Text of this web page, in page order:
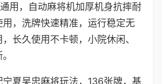
用，自动麻将机加厚机身抗摔耐
，洗牌快速精准，运行稳定无
长久使用不卡顿，小院休闲、
夏吴忠麻将玩法，136张牌，基